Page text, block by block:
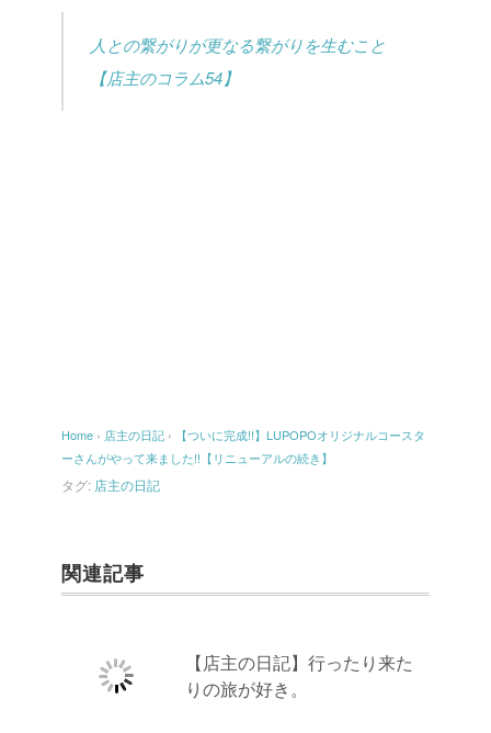
人との繋がりが更なる繋がりを生むこと
【店主のコラム54】
Home › 店主の日記 ›
【ついに完成!!】LUPOPOオリジナルコースタ
ーさんがやって来ました!!【リニューアルの続き】
タグ: 店主の日記
関連記事
【店主の日記】行ったり来た
りの旅が好き。